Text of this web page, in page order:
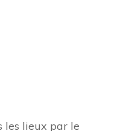
les lieux par le